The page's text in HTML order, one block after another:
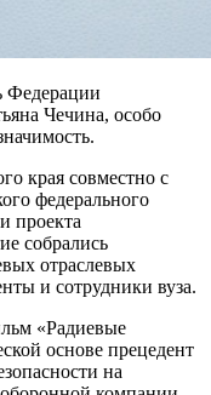
Федерации
Чечина, особо
края совместно с
федерального
проекта
собрались
отраслевых
и сотрудники вуза.
«Радиевые
основе прецедент
на